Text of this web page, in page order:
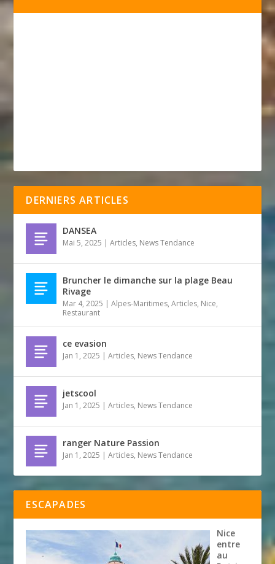
DERNIERS ARTICLES
DANSEA
Mai 5, 2025 |Articles, News Tendance
Bruncher le dimanche sur la plage Beau
Rivage
Mar 4, 2025 |Alpes-Maritimes,Articles, Nice,
Restaurant
ce evasion
Jan 1, 2025 |Articles, News Tendance
jetscool
Jan 1, 2025 |Articles, News Tendance
ranger Nature Passion
Jan 1, 2025 |Articles, News Tendance
ESCAPADES
Nice
entre
au